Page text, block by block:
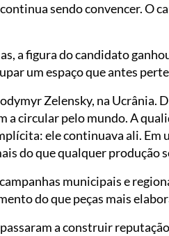
sendo convencer. O
a figura do candidato
um espaço que antes
Zelensky, na Ucrânia.
a circular pelo mundo. A
ele continuava ali. Em
do que qualquer produção
municipais e
do que peças mais
a construir